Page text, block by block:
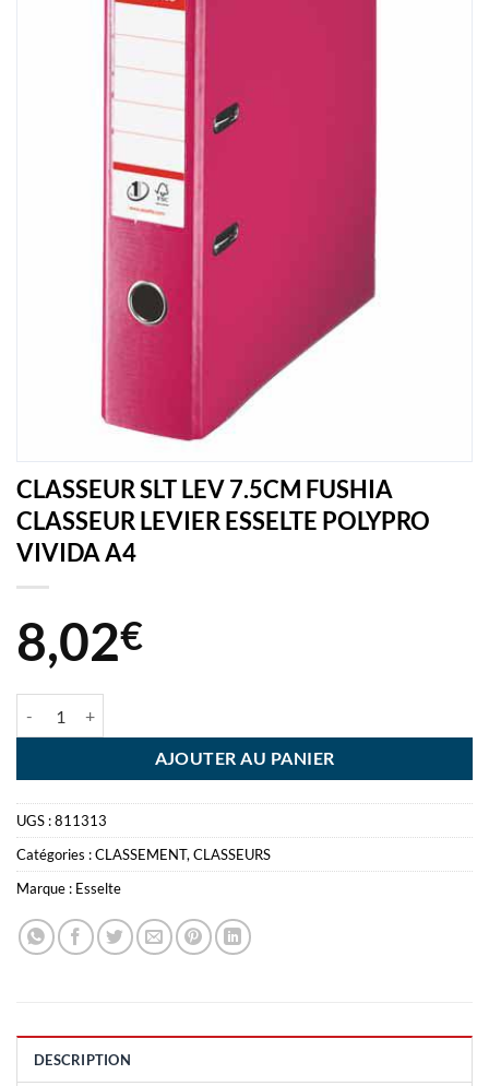
CLASSEUR SLT LEV 7.5CM FUSHIA
CLASSEUR LEVIER ESSELTE POLYPRO
VIVIDA A4
8,02€
AJOUTER AU PANIER
UGS :811313
Catégories :CLASSEMENT, CLASSEURS
Marque : Esselte
DESCRIPTION